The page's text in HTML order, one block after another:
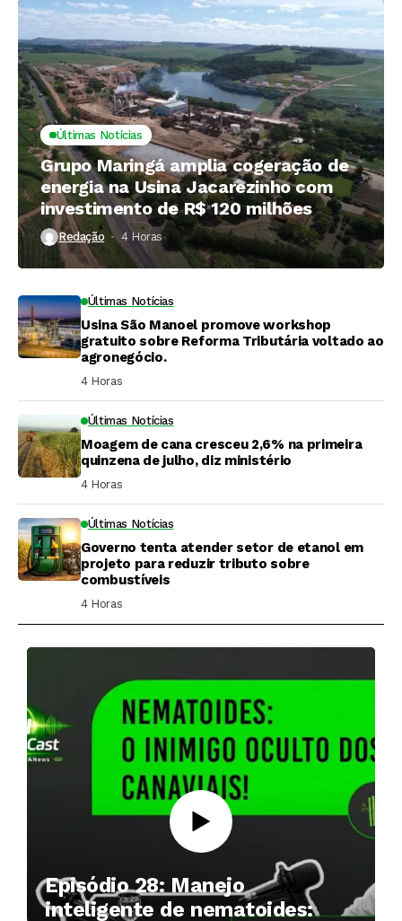
Últimas Notícias
Grupo Maringá amplia cogeração de
energia na Usina Jacarezinho com
investimento de R$ 120 milhões
Redação 4 Horas ⁮
Últimas Notícias
Usina São Manoel promove workshop
gratuito sobre Reforma Tributária voltado ao
agronegócio.
4 Horas ⁮
Últimas Notícias
Moagem de cana cresceu 2,6% na primeira
quinzena de julho, diz ministério
4 Horas ⁮
Últimas Notícias
Governo tenta atender setor de etanol em
projeto para reduzir tributo sobre
combustíveis
4 Horas ⁮
Episódio 28: Manejo
inteligente de nematoides: